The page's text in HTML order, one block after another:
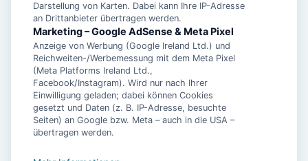
Darstellung von Karten. Dabei kann Ihre IP-Adresse
an Drittanbieter übertragen werden.
Marketing – Google AdSense & Meta Pixel
Anzeige von Werbung (Google Ireland Ltd.) und
Reichweiten-/Werbemessung mit dem Meta Pixel
(Meta Platforms Ireland Ltd.,
Facebook/Instagram). Wird nur nach Ihrer
Einwilligung geladen; dabei können Cookies
gesetzt und Daten (z. B. IP-Adresse, besuchte
Seiten) an Google bzw. Meta – auch in die USA –
übertragen werden.